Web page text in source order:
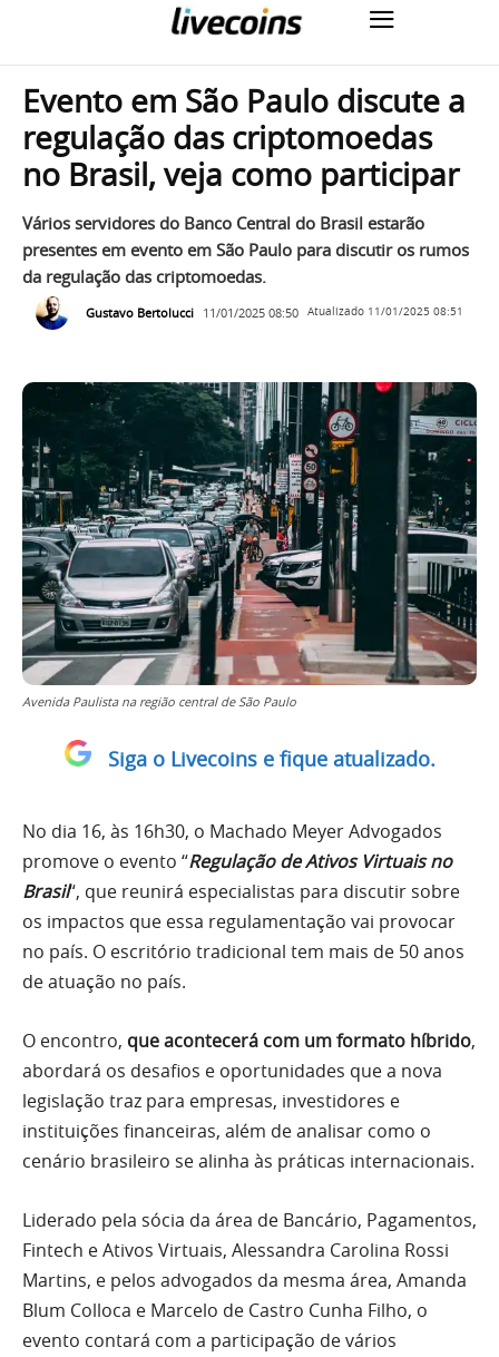
Evento em São Paulo discute a
regulação das criptomoedas
no Brasil, veja como participar
Vários servidores do Banco Central do Brasil estarão
presentes em evento em São Paulo para discutir os rumos
da regulação das criptomoedas.
Gustavo Bertolucci 11/01/2025 08:50 Atualizado 11/01/2025 08:51
Avenida Paulista na região central de São Paulo
Siga o Livecoins e fique atualizado.
No dia 16, às 16h30, o Machado Meyer Advogados
promove o evento “Regulação de Ativos Virtuais no
Brasil“, que reunirá especialistas para discutir sobre
os impactos que essa regulamentação vai provocar
no país. O escritório tradicional tem mais de 50 anos
de atuação no país.
O encontro, que acontecerá com um formato híbrido,
abordará os desafios e oportunidades que a nova
legislação traz para empresas, investidores e
instituições financeiras, além de analisar como o
cenário brasileiro se alinha às práticas internacionais.
Liderado pela sócia da área de Bancário, Pagamentos,
Fintech e Ativos Virtuais, Alessandra Carolina Rossi
Martins, e pelos advogados da mesma área, Amanda
Blum Colloca e Marcelo de Castro Cunha Filho, o
evento contará com a participação de vários